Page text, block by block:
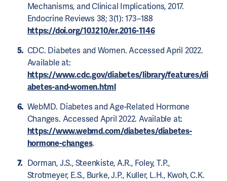
Mechanisms, and Clinical Implications, 2017.
Endocrine Reviews 38; 3(1): 173–188
https://doi.org/10.1210/er.2016-1146
CDC. Diabetes and Women. Accessed April 2022.
Available at:
https://www.cdc.gov/diabetes/library/features/di
abetes-and-women.html
WebMD. Diabetes and Age-Related Hormone
Changes. Accessed April 2022. Available at:
https://www.webmd.com/diabetes/diabetes-
hormone-changes.
Dorman, J.S., Steenkiste, A.R., Foley, T.P.,
Strotmeyer, E.S., Burke, J.P., Kuller, L.H., Kwoh, C.K.